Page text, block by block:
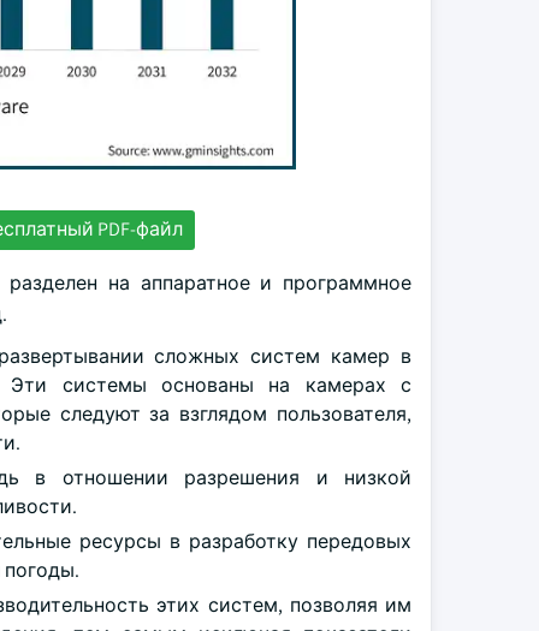
PDF-файл
на аппаратное и программное
сложных систем камер в
Эти системы основаны на камерах с
следуют за взглядом пользователя,
в отношении разрешения и низкой
ресурсы в разработку передовых
погоды.
этих систем, позволяя им